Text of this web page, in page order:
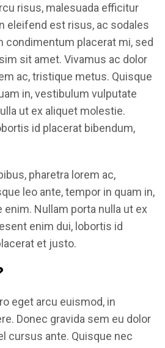
risus, malesuada efficitur
eleifend est risus, ac sodales
condimentum placerat mi, sed
sit amet. Vivamus ac dolor
ac, tristique metus. Quisque
in, vestibulum vulputate
ut ex aliquet molestie.
id placerat bibendum,
pharetra lorem ac,
leo ante, tempor in quam in,
Nullam porta nulla ut ex
enim dui, lobortis id
et justo.
eget arcu euismod, in
Donec gravida sem eu dolor
cursus ante. Quisque nec